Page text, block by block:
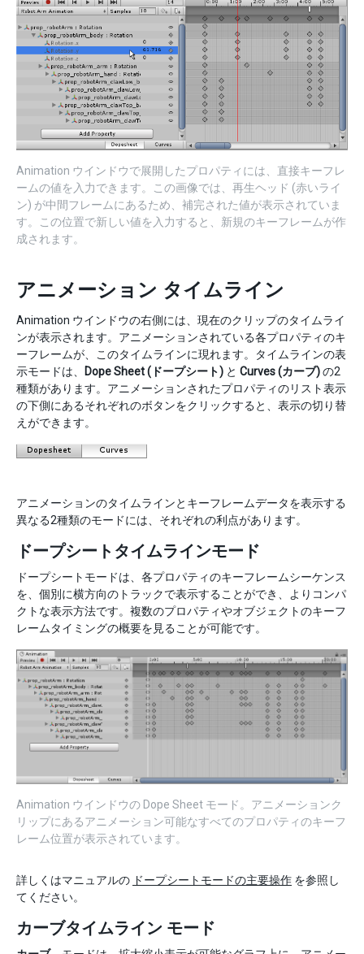
Animation ウインドウで展開したプロパティには、直接キーフレ
ームの値を入力できます。この画像では、再生ヘッド (赤いライ
ン) が中間フレームにあるため、補完された値が表示されていま
す。この位置で新しい値を入力すると、新規のキーフレームが作
成されます。
アニメーション タイムライン
Animation ウインドウの右側には、現在のクリップのタイムライ
ンが表示されます。アニメーションされている各プロパティのキ
ーフレームが、このタイムラインに現れます。タイムラインの表
示モードは、
Dope Sheet (ドープシート) と Curves (カーブ)の2
種類があります。アニメーションされたプロパティのリスト表示
の下側にあるそれぞれのボタンをクリックすると、表示の切り替
えができます。
アニメーションのタイムラインとキーフレームデータを表示する
異なる2種類のモードには、それぞれの利点があります。
ドープシートタイムラインモード
ドープシートモードは、各プロパティのキーフレームシーケンス
を、個別に横方向のトラックで表示することができ、よりコンパ
クトな表示方法です。複数のプロパティやオブジェクトのキーフ
レームタイミングの概要を見ることが可能です。
Animation ウインドウの Dope Sheet モード。アニメーションク
リップにあるアニメーション可能なすべてのプロパティのキーフ
レーム位置が表示されています。
詳しくはマニュアルの ドープシートモードの主要操作 を参照し
てください。
カーブタイムライン モード